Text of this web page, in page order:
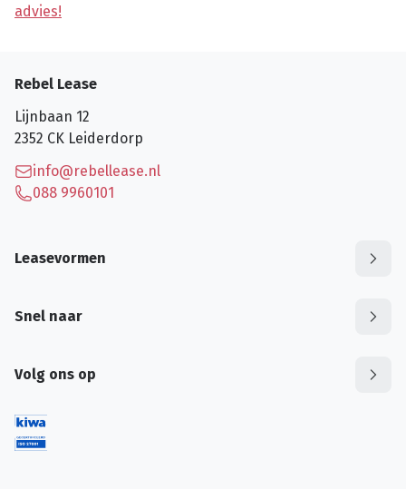
advies!
Rebel Lease
Lijnbaan 12
2352 CK Leiderdorp
info@rebellease.nl
088 9960101
Leasevormen
Snel naar
Volg ons op